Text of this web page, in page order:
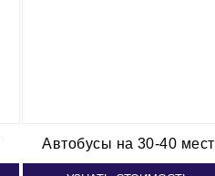
Автобусы на 30-40 мест